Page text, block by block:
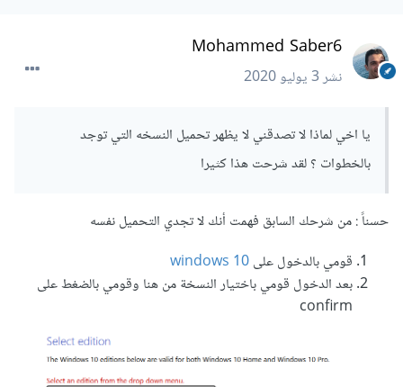
Mohammed Saber6
نشر3 يوليو 2020
يا اخي لماذا لا تصدقني لا يظهر تحميل النسخه التي توجد
بالخطوات ؟ لقد شرحت هذا كثيرا
حسناً : من شرحك السابق فهمت أنك لا تجدي التحميل نفسه
قومي بالدخول علىwindows 10
بعد الدخول قومي باختيار النسخة من هنا وقومي بالضغط على
confirm